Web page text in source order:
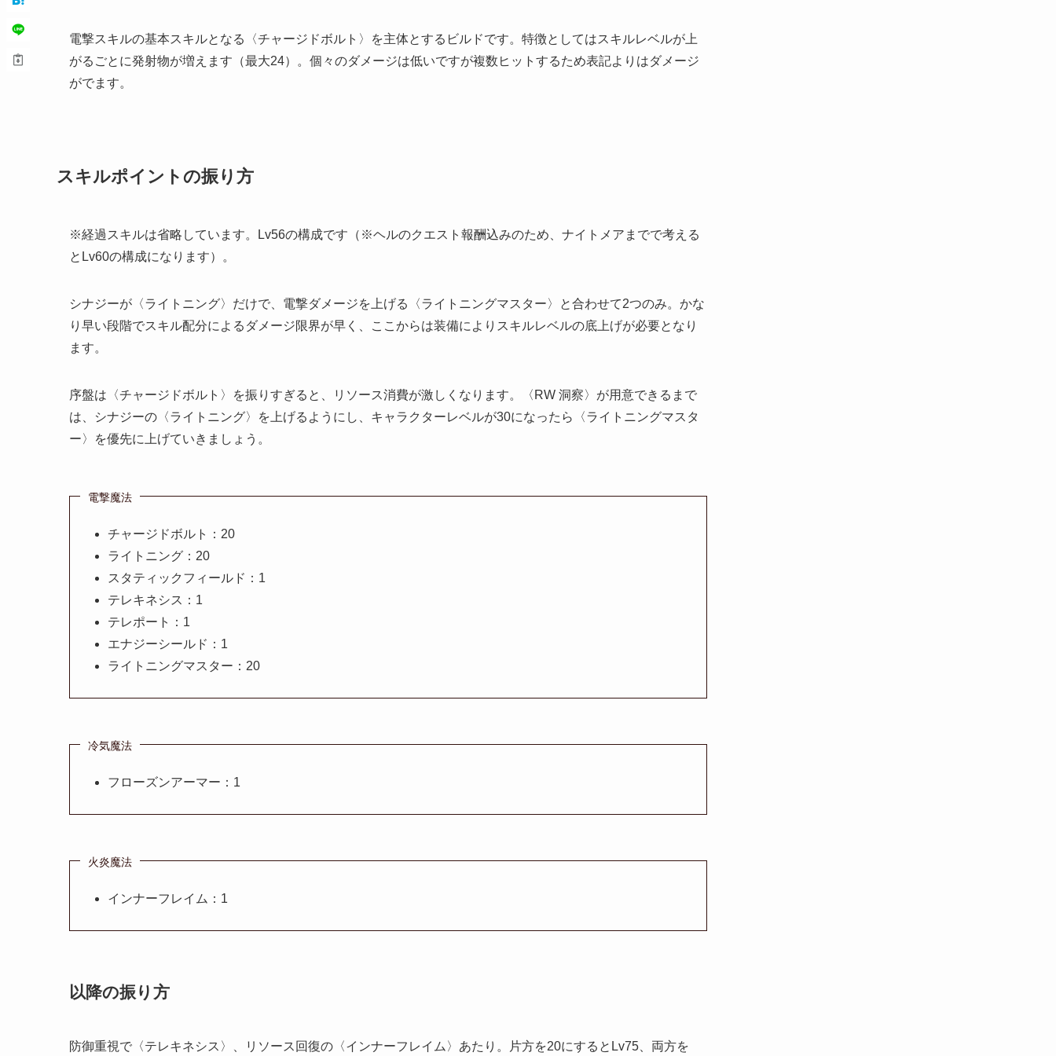
電撃スキルの基本スキルとなる〈チャージドボルト〉を主体とするビルドです。特徴としてはスキルレベルが上
がるごとに発射物が増えます（最大24）。個々のダメージは低いですが複数ヒットするため表記よりはダメージ
がでます。
スキルポイントの振り方
※経過スキルは省略しています。Lv56の構成です（※ヘルのクエスト報酬込みのため、ナイトメアまでで考える
とLv60の構成になります）。
シナジーが〈ライトニング〉だけで、電撃ダメージを上げる〈ライトニングマスター〉と合わせて2つのみ。かな
り早い段階でスキル配分によるダメージ限界が早く、ここからは装備によりスキルレベルの底上げが必要となり
ます。
序盤は〈チャージドボルト〉を振りすぎると、リソース消費が激しくなります。〈RW 洞察〉が用意できるまで
は、シナジーの〈ライトニング〉を上げるようにし、キャラクターレベルが30になったら〈ライトニングマスタ
ー〉を優先に上げていきましょう。
電撃魔法
チャージドボルト：20
ライトニング：20
スタティックフィールド：1
テレキネシス：1
テレポート：1
エナジーシールド：1
ライトニングマスター：20
冷気魔法
フローズンアーマー：1
火炎魔法
インナーフレイム：1
以降の振り方
防御重視で〈テレキネシス〉、リソース回復の〈インナーフレイム〉あたり。片方を20にするとLv75、両方を